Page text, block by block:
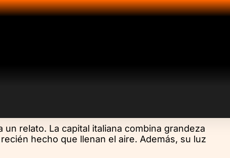
relato. La capital italiana combina grandeza
hecho que llenan el aire. Además, su luz